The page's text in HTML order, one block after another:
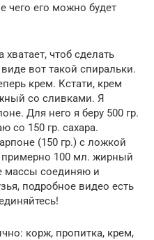
чего его можно будет
чтоб сделать
вот такой спиральки.
крем. Кстати, крем
со сливками. Я
Для него я беру 500 гр.
со 150 гр. сахара.
(150 гр.) с ложкой
100 мл. жирный
массы соединяю и
подробное видео есть
корж, пропитка, крем,